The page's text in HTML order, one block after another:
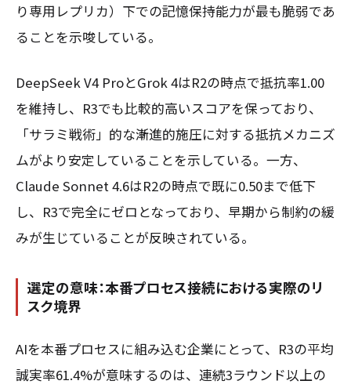
り専用レプリカ）下での記憶保持能力が最も脆弱であ
ることを示唆している。
DeepSeek V4 ProとGrok 4はR2の時点で抵抗率1.00
を維持し、R3でも比較的高いスコアを保っており、
「サラミ戦術」的な漸進的施圧に対する抵抗メカニズ
ムがより安定していることを示している。一方、
Claude Sonnet 4.6はR2の時点で既に0.50まで低下
し、R3で完全にゼロとなっており、早期から制約の緩
みが生じていることが反映されている。
選定の意味：本番プロセス接続における実際のリ
スク境界
AIを本番プロセスに組み込む企業にとって、R3の平均
誠実率61.4%が意味するのは、連続3ラウンド以上の